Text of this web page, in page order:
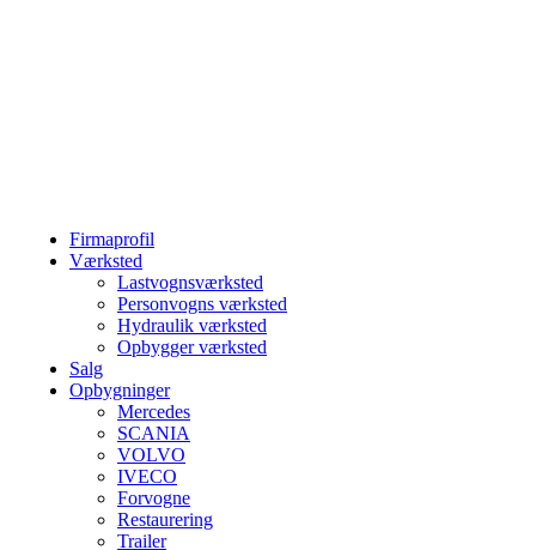
Firmaprofil
Værksted
Lastvognsværksted
Personvogns værksted
Hydraulik værksted
Opbygger værksted
Salg
Opbygninger
Mercedes
SCANIA
VOLVO
IVECO
Forvogne
Restaurering
Trailer